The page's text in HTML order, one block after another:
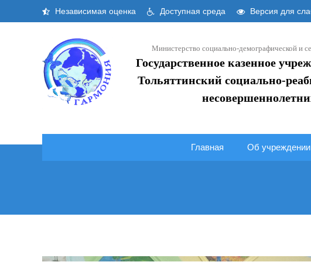
Независимая оценка Доступная среда Версия для
Министерство социально-демографической и
Государственное казенное
Тольяттинский социально-
Главная Об учреждении